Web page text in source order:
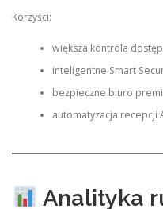
Korzyści:
większa kontrola
inteligentne Smart
bezpieczne biuro
automatyzacja recepcji
Analityka